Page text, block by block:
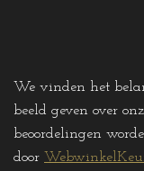
We vinden het
beeld geven over
beoordelingen
door